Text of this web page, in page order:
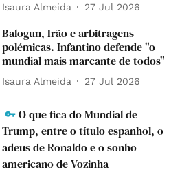
Isaura Almeida 27 Jul 2026
Balogun, Irão e arbitragens
polémicas. Infantino defende "o
mundial mais marcante de todos"
Isaura Almeida 27 Jul 2026
O que fica do Mundial de
Trump, entre o título espanhol, o
adeus de Ronaldo e o sonho
americano de Vozinha